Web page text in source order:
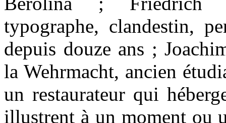
typographe, clandestin,
depuis douze ans ;
la Wehrmacht, ancien
un restaurateur qui
illustrent à un moment ou